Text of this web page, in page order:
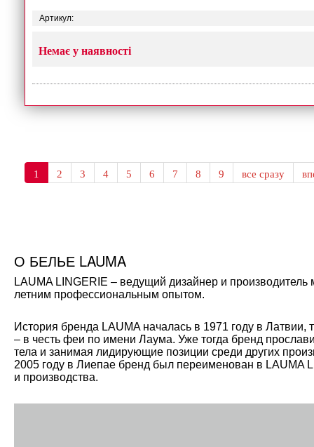
Артикул:
Немає у наявності
1 2 3 4 5 6 7 8 9 все сразу
О БЕЛЬЕ LAUMA
LAUMA LINGERIE – ведущий дизайнер и
летним профессиональным опытом.
История бренда LAUMA началась в 1971 году в
– в честь феи по имени Лаума. Уже тогда бренд
тела и занимая лидирующие позиции среди других
2005 году в Лиепае бренд был переименован в LAUMA
и производства.